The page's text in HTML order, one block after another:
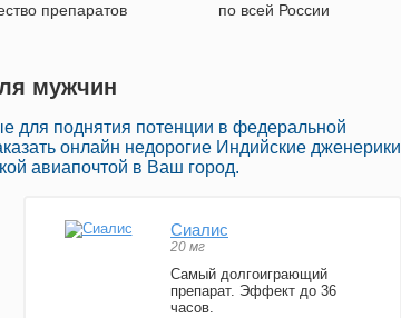
препаратов по всей России
мужчин
для поднятия потенции в федеральной
онлайн недорогие Индийские дженерики
авиапочтой в Ваш город.
Сиалис
20 мг
Самый долгоиграющий
препарат. Эффект до 36
часов.